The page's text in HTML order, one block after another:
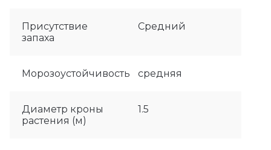
Присутствие
запаха
Средний
Морозоустойчивость средняя
Диаметр кроны
растения (м)
1.5